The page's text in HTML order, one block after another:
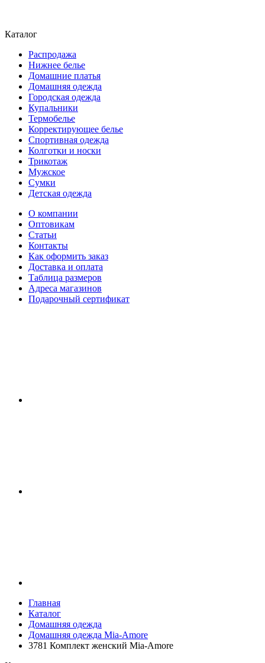
Каталог
Распродажа
Нижнее белье
Домашние платья
Домашняя одежда
Городская одежда
Купальники
Термобелье
Корректирующее белье
Спортивная одежда
Колготки и носки
Трикотаж
Мужское
Сумки
Детская одежда
О компании
Оптовикам
Статьи
Контакты
Как оформить заказ
Доставка и оплата
Таблица размеров
Адреса магазинов
Подарочный сертификат
Главная
Каталог
Домашняя одежда
Домашняя одежда Mia-Amore
3781 Комплект женский Mia-Amore